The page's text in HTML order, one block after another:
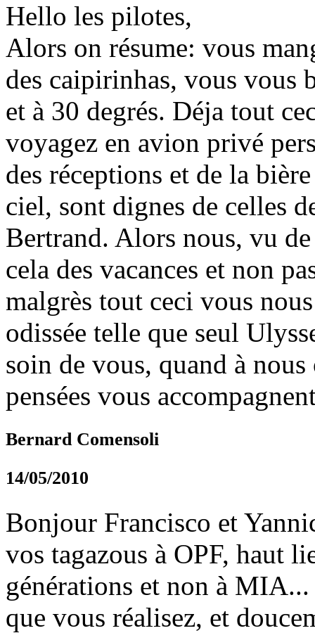
Hello les pilotes,
Alors on résume: vous
des caipirinhas, vous vous
et à 30 degrés. Déja tout
voyagez en avion privé
des réceptions et de la
ciel, sont dignes de celles
Bertrand. Alors nous, vu
cela des vacances et non
malgrès tout ceci vous
odissée telle que seul
soin de vous, quand à
pensées vous
Bernard Comensoli
14/05/2010
Bonjour Francisco et
vos tagazous à OPF, haut
générations et non à
que vous réalisez, et